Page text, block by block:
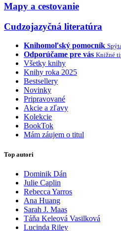
Mapy a cestovanie
Cudzojazyčná literatúra
Knihomoľský pomocník
Odporúčame pre vás Knižné
Všetky knihy
Knihy roka 2025
Bestsellery
Novinky
Pripravované
Akcie a zľavy
Kolekcie
BookTok
Mám záujem o titul
Top autori
Dominik Dán
Julie Caplin
Rebecca Yarros
Ana Huang
Sarah J. Maas
Táňa Keleová Vasilková
Lucinda Riley